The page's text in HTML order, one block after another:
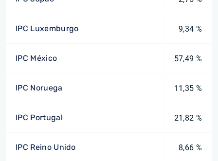
IPC Luxemburgo 9,34 %
IPC México 57,49 %
IPC Noruega 11,35 %
IPC Portugal 21,82 %
IPC Reino Unido 8,66 %